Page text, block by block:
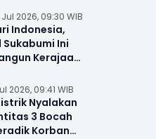
2026, 09:30 WIB
Indonesia,
Sukabumi Ini
Kerajaan
2026, 09:41 WIB
Nyalakan
3 Bocah
Korban